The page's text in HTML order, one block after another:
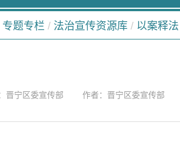
专题专栏 / 法治宣传资源库 / 以案释法
晋宁区委宣传部 作者：晋宁区委宣传部